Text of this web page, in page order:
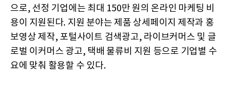
으로, 선정 기업에는 최대 150만 원의 온라인 마케팅 비
용이 지원된다. 지원 분야는 제품 상세페이지 제작과 홍
보영상 제작, 포털사이트 검색광고, 라이브커머스 및 글
로벌 이커머스 광고, 택배 물류비 지원 등으로 기업별 수
요에 맞춰 활용할 수 있다.